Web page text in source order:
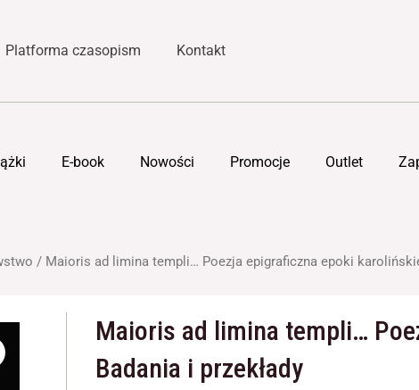
Platforma czasopism Kontakt
E-book Nowości Promocje Outlet
/ Maioris ad limina templi… Poezja epigraficzna epoki
Maioris ad limina templi…
Badania i przekłady